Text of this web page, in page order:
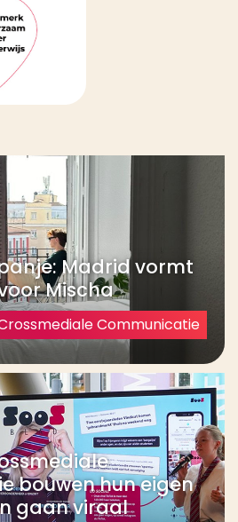
Madrid vormt
Mischa
Communicatie
bouwen hun eigen
gaan viraal